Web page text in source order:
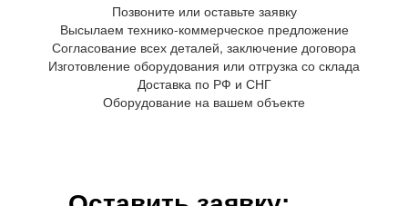
Позвоните или оставьте заявку
Высылаем технико-коммерческое предложение
Согласование всех деталей, заключение договора
Изготовление оборудования или отгрузка со склада
Доставка по РФ и СНГ
Оборудование на вашем объекте